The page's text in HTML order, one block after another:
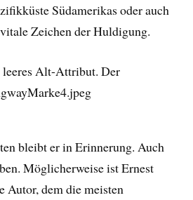
Südamerikas oder auch
Zeichen der Huldigung.
bleibt er in Erinnerung. Auch
Möglicherweise ist Ernest
Autor, dem die meisten